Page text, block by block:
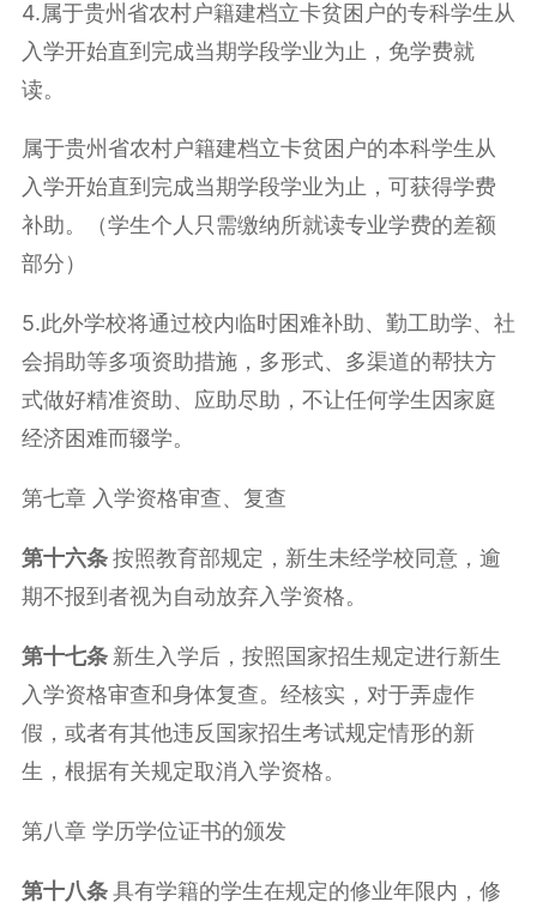
4.属于贵州省农村户籍建档立卡贫困户的专科学生从
入学开始直到完成当期学段学业为止，免学费就
读。
属于贵州省农村户籍建档立卡贫困户的本科学生从
入学开始直到完成当期学段学业为止，可获得学费
补助。（学生个人只需缴纳所就读专业学费的差额
部分）
5.此外学校将通过校内临时困难补助、勤工助学、社
会捐助等多项资助措施，多形式、多渠道的帮扶方
式做好精准资助、应助尽助，不让任何学生因家庭
经济困难而辍学‌。
第七章 入学资格审查、复查
第十六条按照教育部规定，新生未经学校同意，逾
期不报到者视为自动放弃入学资格。
第十七条 新生入学后，按照国家招生规定进行新生
入学资格审查和身体复查。经核实，对于弄虚作
假，或者有其他违反国家招生考试规定情形的新
生，根据有关规定取消入学资格。
第八章 学历学位证书的颁发
第十八条具有学籍的学生在规定的修业年限内，修